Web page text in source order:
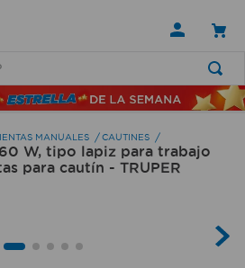
MANUALES CAUTINES
W, tipo lapiz para trabajo
para cautín - TRUPER